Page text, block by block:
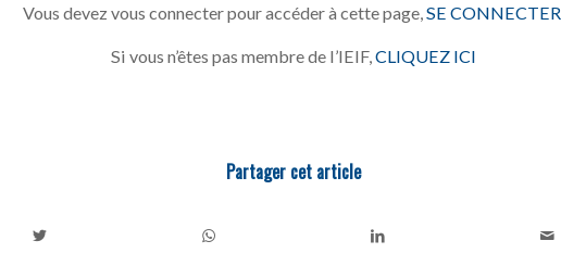
Vous devez vous connecter pour accéder à cette page, SE CONNECTER
Si vous n’êtes pas membre de l’IEIF,CLIQUEZ ICI
Partager cet article